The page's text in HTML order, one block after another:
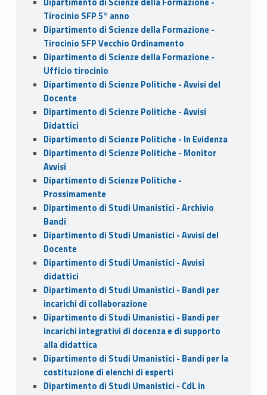
Tirocinio SFP 5° anno
Dipartimento di Scienze della Formazione -
Tirocinio SFP Vecchio Ordinamento
Dipartimento di Scienze della Formazione -
Ufficio tirocinio
Dipartimento di Scienze Politiche - Avvisi del
Docente
Dipartimento di Scienze Politiche - Avvisi
Didattici
Dipartimento di Scienze Politiche - In Evidenza
Dipartimento di Scienze Politiche - Monitor
Avvisi
Dipartimento di Scienze Politiche -
Prossimamente
Dipartimento di Studi Umanistici - Archivio
Bandi
Dipartimento di Studi Umanistici - Avvisi del
Docente
Dipartimento di Studi Umanistici - Avvisi
didattici
Dipartimento di Studi Umanistici - Bandi per
incarichi di collaborazione
Dipartimento di Studi Umanistici - Bandi per
incarichi integrativi di docenza e di supporto
alla didattica
Dipartimento di Studi Umanistici - Bandi per la
costituzione di elenchi di esperti
Dipartimento di Studi Umanistici - CdL in